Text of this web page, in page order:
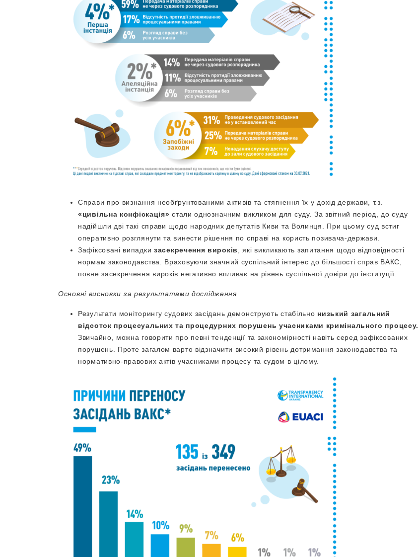
Справи про визнання необґрунтованими активів та стягнення їх у дохід держави, т.з.
«цивільна конфіскація» стали однозначним викликом для суду. За звітний період, до суду
надійшли дві такі справи щодо народних депутатів Киви та Волинця. При цьому суд встиг
оперативно розглянути та винести рішення по справі на користь позивача-держави.
Зафіксовані випадки засекречення вироків
, які викликають запитання щодо відповідності
нормам законодавства. Враховуючи значний суспільний інтерес до більшості справ ВАКС,
повне засекречення вироків негативно впливає на рівень суспільної довіри до інституції.
Основні висновки за результатами дослідження
Результати моніторингу судових засідань демонструють стабільно низький загальний
відсоток процесуальних та процедурних порушень учасниками кримінального процесу.
Звичайно, можна говорити про певні тенденції та закономірності навіть серед зафіксованих
порушень. Проте загалом варто відзначити високий рівень дотримання законодавства та
нормативно-правових актів учасниками процесу та судом в цілому.